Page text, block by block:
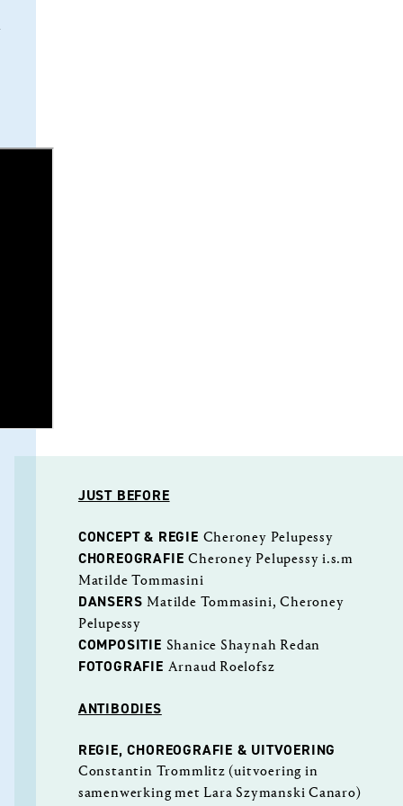
JUST BEFORE
CONCEPT & REGIE Cheroney Pelupessy
CHOREOGRAFIECheroney Pelupessy i.s.m
Matilde Tommasini
DANSERSMatilde Tommasini, Cheroney
Pelupessy
COMPOSITIE Shanice Shaynah Redan
FOTOGRAFIE Arnaud Roelofsz
ANTIBODIES
REGIE, CHOREOGRAFIE & UITVOERING
Constantin Trommlitz (uitvoering in
samenwerking met Lara Szymanski Canaro)